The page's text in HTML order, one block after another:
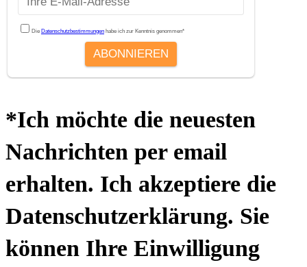
*Ich möchte die neuesten
Nachrichten per email
erhalten. Ich akzeptiere die
Datenschutzerklärung. Sie
können Ihre Einwilligung